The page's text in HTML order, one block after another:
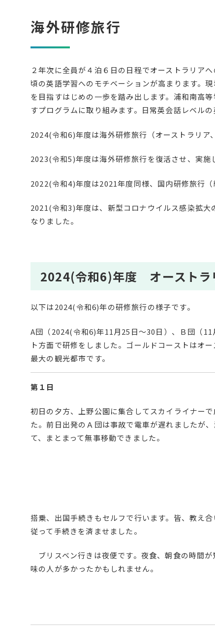
海外研修旅行
２年次に全員が４泊６日の日程でオーストラリア
頃の英語学習へのモチベーションが高まります。
を目指すはじめの一歩を踏み出します。浦和南高
すプログラムに取り組みます。日常英会話レベルの
2024(令和6)年度は海外研修旅行（オーストラリア
2023(令和5)年度は海外研修旅行を復活させ、実施
2022(令和4)年度は2021年度同様、国内研修旅行（
2021(令和3)年度は、新型コロナウイルス感染拡
なりました。
2024(令和6)年度 オーストラ
以下は2024(令和6)年の研修旅行の様子です。
A団（2024(令和6)年11月25日～30日）、Ｂ団（
ト方面で研修をしました。ゴールドコーストはオ
最大の観光都市です。
第１日
初日の夕方、上野公園に集合してスカイライナー
た。前日出発のＡ団は事故で電車が遅れましたが
て、まとまって無事移動できました。
搭乗、出国手続きもセルフで行います。皆、教え
従って手続きを済ませました。
ブリスベン行きは夜便です。夜食、朝食の時間
味の人が多かったかもしれません。